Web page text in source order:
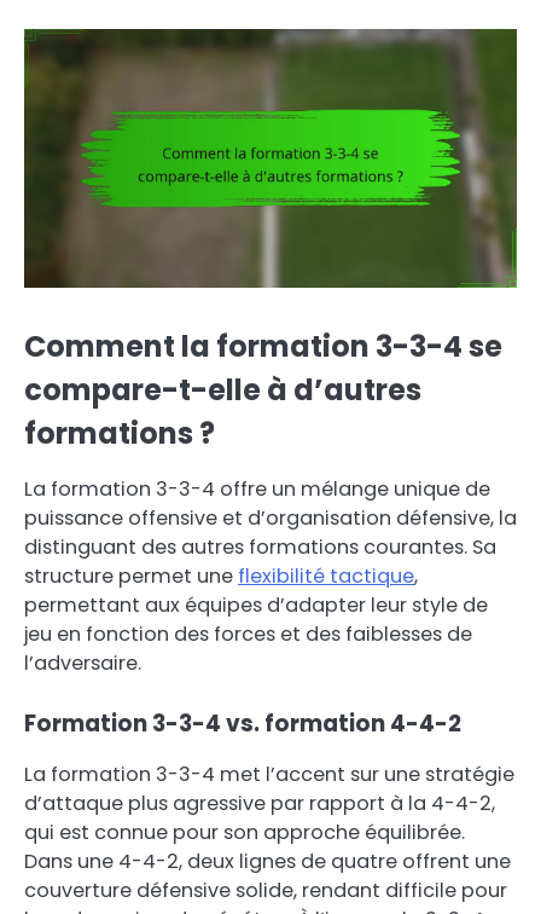
Comment la formation 3-3-4 se
compare-t-elle à d’autres
formations ?
La formation 3-3-4 offre un mélange unique de
puissance offensive et d’organisation défensive, la
distinguant des autres formations courantes. Sa
structure permet une flexibilité tactique,
permettant aux équipes d’adapter leur style de
jeu en fonction des forces et des faiblesses de
l’adversaire.
Formation 3-3-4 vs. formation 4-4-2
La formation 3-3-4 met l’accent sur une stratégie
d’attaque plus agressive par rapport à la 4-4-2,
qui est connue pour son approche équilibrée.
Dans une 4-4-2, deux lignes de quatre offrent une
couverture défensive solide, rendant difficile pour